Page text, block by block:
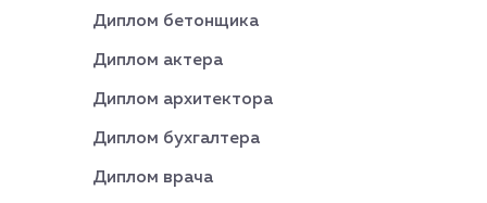
Диплом бетонщика
Диплом актера
Диплом архитектора
Диплом бухгалтера
Диплом врача